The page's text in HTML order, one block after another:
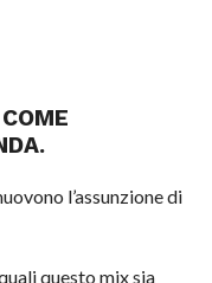
l’assunzione di
questo mix sia